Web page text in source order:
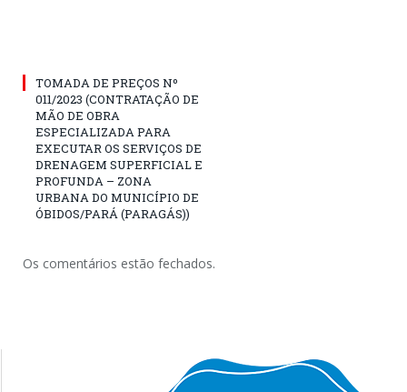
TOMADA DE PREÇOS Nº
011/2023 (CONTRATAÇÃO DE
MÃO DE OBRA
ESPECIALIZADA PARA
EXECUTAR OS SERVIÇOS DE
DRENAGEM SUPERFICIAL E
PROFUNDA – ZONA
URBANA DO MUNICÍPIO DE
ÓBIDOS/PARÁ (PARAGÁS))
Os comentários estão fechados.